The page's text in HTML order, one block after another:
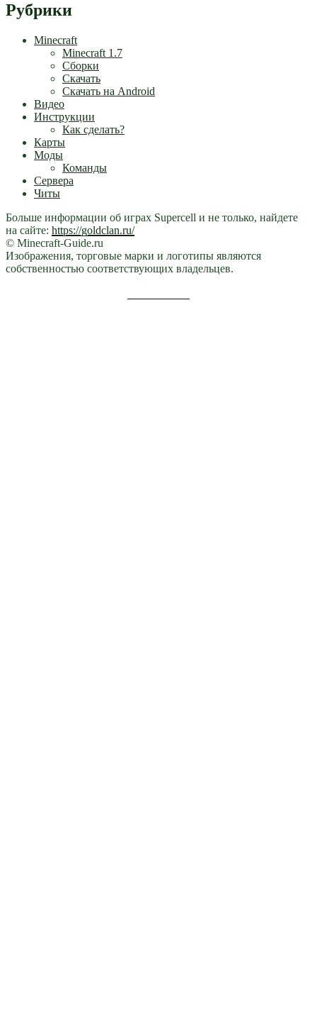
Рубрики
Minecraft
Minecraft 1.7
Сборки
Скачать
Скачать на Android
Видео
Инструкции
Как сделать?
Карты
Моды
Команды
Сервера
Читы
Больше информации об играх Supercell и не только, найдете
на сайте: https://goldclan.ru/
© Minecraft-Guide.ru
Изображения, торговые марки и логотипы являются
собственностью соответствующих владельцев.